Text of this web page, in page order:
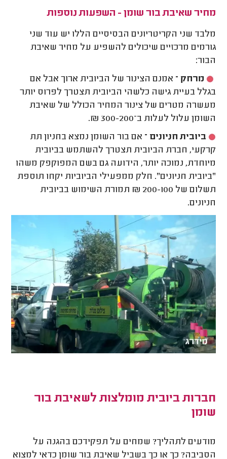
מחיר שאיבת בור שומן - השפעות נוספות
מלבד שני הקריטריונים הבסיסיים הללו יש עוד שני
גורמים מרכזיים שיכולים להשפיע על מחיר שאיבת
הבור:
מרחק – אמנם הצינור של הביובית ארוך אבל אם
בגלל בעיית גישה כלשהי הביובית תצטרך לפרוס יותר
מעשרה מטרים של צינור המחיר הכולל של שאיבת
השומן עלול לעלות ב־300-200 ₪.
ביובית חניונים – אם בור השומן נמצא בחניון תת
קרקעי, חברת הביובית תצטרך להשתמש בביובית
מיוחדת, נמוכה יותר, הידועה גם בשם המפוקפק משהו
"ביובית חניונים". חלק ממפעילי הביוביות יקחו תוספת
תשלום של 200-100 ₪ תמורת השימוש בביובית
חניונים.
חברות ביובית מומלצות לשאיבת בור
שומן
מודעים לתהליך? שמחים על תפקידכם בהגנה על
הסביבה? כך או כך בשביל שאיבת בור שומן כדאי למצוא